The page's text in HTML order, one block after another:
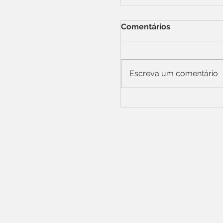
Comentários
Escreva um comentário